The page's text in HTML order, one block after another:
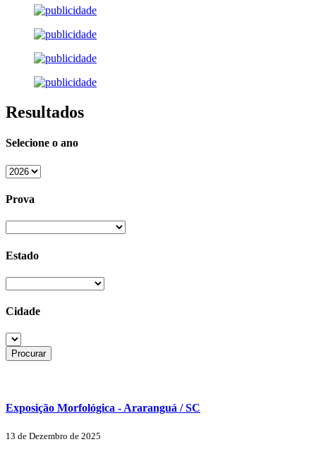
Resultados
Selecione o ano
Prova
Estado
Cidade
Exposição Morfológica - Araranguá / SC
13 de Dezembro de 2025